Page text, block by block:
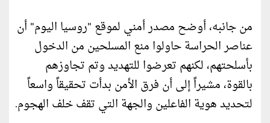
من جانبه، أوضح مصدر أمني لموقع "روسيا اليوم" أن
عناصر الحراسة حاولوا منع المسلحين من الدخول
بأسلحتهم، لكنهم تعرضوا للتهديد وتم تجاوزهم
بالقوة، مشيراً إلى أن فرق الأمن بدأت تحقيقاً واسعاً
لتحديد هوية الفاعلين والجهة التي تقف خلف الهجوم.